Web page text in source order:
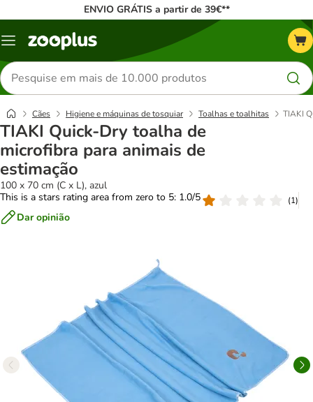
ENVIO GRÁTIS a partir de 39€**
Menu
Pesquisar
produtos
Cães Higiene e máquinas de tosquiar Toalhas e toalhitas TIAKI
TIAKI Quick-Dry toalha de
microfibra para animais de
estimação
100 x 70 cm (C x L), azul
This is a stars rating area from zero to 5: 1.0/5
(1)
Dar opinião